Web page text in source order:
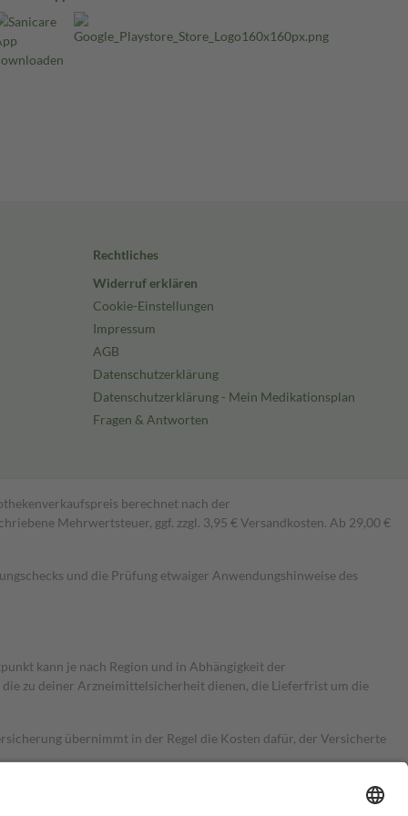
Rechtliches
Widerruf erklären
Cookie-Einstellungen
Impressum
AGB
Datenschutzerklärung
Datenschutzerklärung - Mein Medikationsplan
Fragen & Antworten
berechnet nach der
Mehrwertsteuer, ggf. zzgl. 3,95 € Versandkosten. Ab 29,00 €
und die Prüfung etwaiger Anwendungshinweise des
kann je nach Region und in Abhängigkeit der
zu deiner Arzneimittelsicherheit dienen, die Lieferfrist um die
übernimmt in der Regel die Kosten dafür, der Versicherte